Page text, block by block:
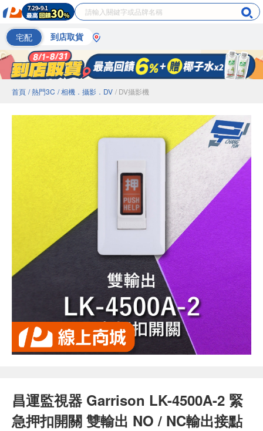
宅配 到店取貨
首頁 / 熱門3C / 相機．攝影．DV / DV攝影機
昌運監視器 Garrison LK-4500A-2 緊
急押扣開關 雙輸出 NO / NC輸出接點